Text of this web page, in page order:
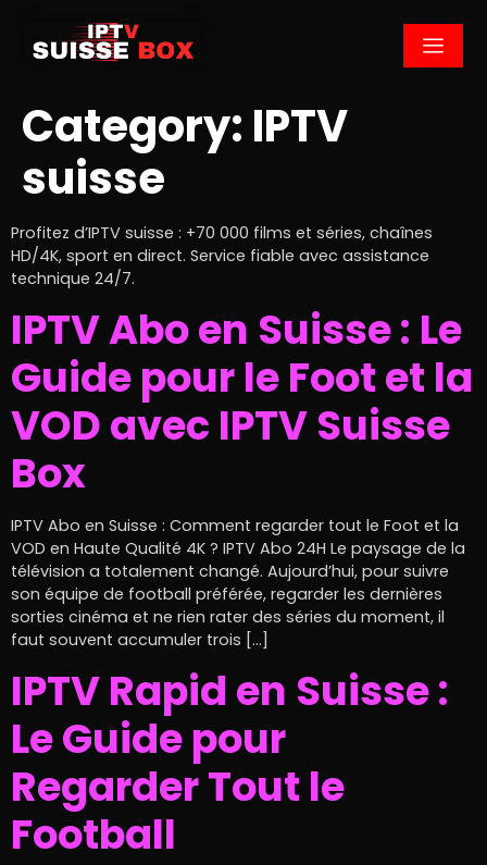
Category: IPTV
suisse
Profitez d’IPTV suisse : +70 000 films et séries, chaînes
HD/4K, sport en direct. Service fiable avec assistance
technique 24/7.
IPTV Abo en Suisse : Le
Guide pour le Foot et la
VOD avec IPTV Suisse
Box
IPTV Abo en Suisse : Comment regarder tout le Foot et la
VOD en Haute Qualité 4K ? IPTV Abo 24H Le paysage de la
télévision a totalement changé. Aujourd’hui, pour suivre
son équipe de football préférée, regarder les dernières
sorties cinéma et ne rien rater des séries du moment, il
faut souvent accumuler trois […]
IPTV Rapid en Suisse :
Le Guide pour
Regarder Tout le
Football